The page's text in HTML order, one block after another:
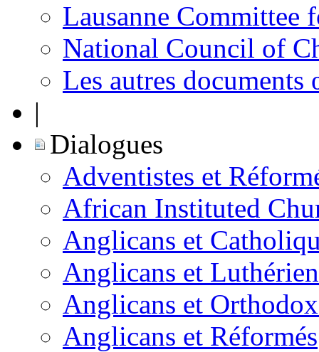
Lausanne
National Council of
Les autres documents
|
Dialogues
Adventistes et
African Instituted
Anglicans et
Anglicans et
Anglicans et
Anglicans et Réformés